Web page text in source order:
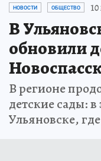
НОВОСТИ ОБЩЕСТВО
В
обновили
В регионе
детские сады:
Ульяновске,